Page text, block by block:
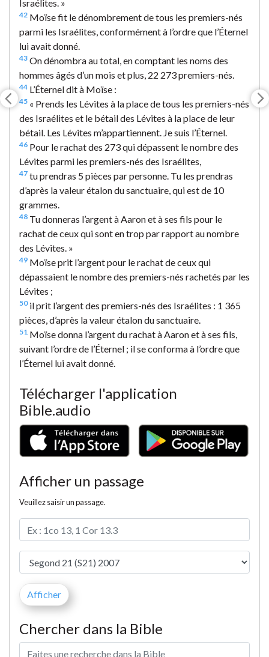
Israélites. »
42 Moïse fit le dénombrement de tous les premiers-nés
parmi les Israélites, conformément à l’ordre que l’Éternel
lui avait donné.
43 On dénombra au total, en comptant les noms des
hommes âgés d’un mois et plus, 22 273 premiers-nés.
44 L’Éternel dit à Moïse :
45 « Prends les Lévites à la place de tous les premiers-nés
des Israélites et le bétail des Lévites à la place de leur
bétail. Les Lévites m’appartiennent. Je suis l’Éternel.
46 Pour le rachat des 273 qui dépassent le nombre des
Lévites parmi les premiers-nés des Israélites,
47 tu prendras 5 pièces par personne. Tu les prendras
d’après la valeur étalon du sanctuaire, qui est de 10
grammes.
48 Tu donneras l’argent à Aaron et à ses fils pour le
rachat de ceux qui sont en trop par rapport au nombre
des Lévites. »
49 Moïse prit l’argent pour le rachat de ceux qui
dépassaient le nombre des premiers-nés rachetés par les
Lévites ;
50il prit l’argent des premiers-nés des Israélites : 1 365
pièces, d’après la valeur étalon du sanctuaire.
51 Moïse donna l’argent du rachat à Aaron et à ses fils,
suivant l’ordre de l’Éternel ; il se conforma à l’ordre que
l’Éternel lui avait donné.
Télécharger l'application
Bible.audio
Afficher un passage
Veuillez saisir un passage.
Chercher dans la Bible